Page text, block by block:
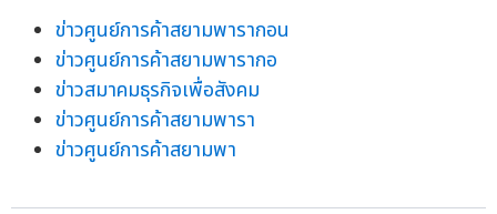
ข่าวศูนย์การค้าสยามพารากอน
ข่าวศูนย์การค้าสยามพารากอ
ข่าวสมาคมธุรกิจเพื่อสังคม
ข่าวศูนย์การค้าสยามพารา
ข่าวศูนย์การค้าสยามพา